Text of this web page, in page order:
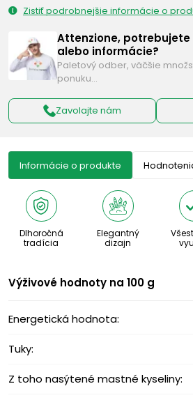
Zistiť podrobnejšie informácie o
Attenzione,
alebo informácie?
Paletový odber, väčšie
ponuku…
Zavolajte nám
Informácie o produkte
Dlhoročná
tradícia
Elegantný
dizajn
Výživové ​​hodnoty na 100 g
Energetická hodnota:
Tuky:
Z toho nasýtené mastné kyseliny: